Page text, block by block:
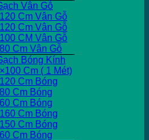
Vân Gỗ
Cm Vân Gỗ
Cm Vân Gỗ
CM Vân Gỗ
Cm Vân Gỗ
Bóng Kính
Cm ( 1 Mét)
Cm Bóng
Cm Bóng
Cm Bóng
Cm Bóng
Cm Bóng
Cm Bóng